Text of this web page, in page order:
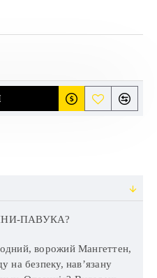
ПАВУКА?
ворожий Мангеттен,
на безпеку, нав’язану